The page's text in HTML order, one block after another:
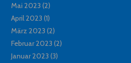
Mai 2023 (2)
April 2023 (1)
März 2023 (2)
Februar 2023 (2)
Januar 2023 (3)